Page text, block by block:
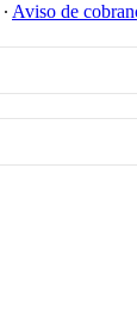
∙ Aviso de